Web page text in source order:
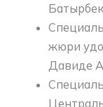
жюри
Давиде